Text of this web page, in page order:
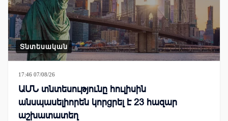
Տնտեսական
17:46 07/08/26
ԱՄՆ տնտեսությունը հուլիսին
անսպասելիորեն կորցրել է 23 հազար
աշխատատեղ